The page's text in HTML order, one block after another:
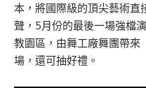
本，將國際級的頂尖藝術直
聲，5月份的最後一場強檔
教園區，由舞工廠舞團帶來
場，還可抽好禮。